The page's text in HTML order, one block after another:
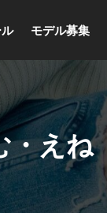
モデル募集
・えね